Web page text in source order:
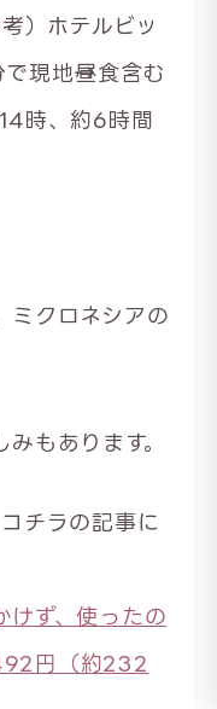
）ホテルビッ
現地→昼食含む
時、約6時間
ミクロネシアの
もあります。
チラの記事に
ず、使ったの
円（約232